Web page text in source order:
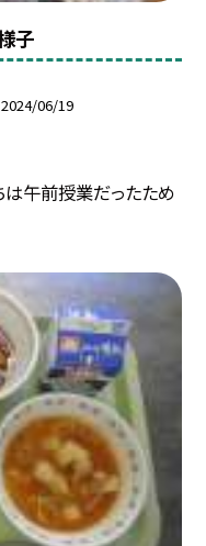
子
2024/06/19
午前授業だったため